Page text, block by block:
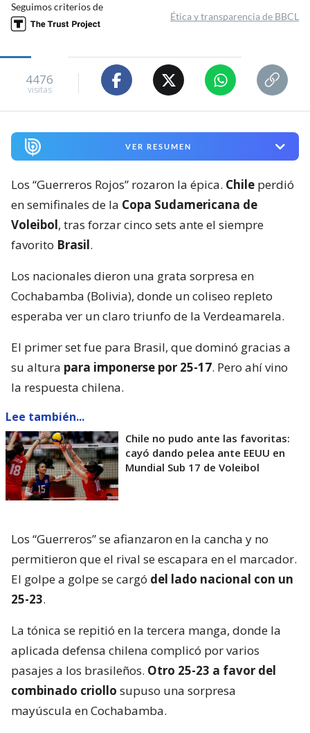
Seguimos criterios de
Ética y transparencia de BBCL
4476
visitas
VER RESUMEN
Los “Guerreros Rojos” rozaron la épica. Chile perdió
en semifinales de la Copa Sudamericana de
Voleibol, tras forzar cinco sets ante el siempre
favorito Brasil.
Los nacionales dieron una grata sorpresa en
Cochabamba (Bolivia), donde un coliseo repleto
esperaba ver un claro triunfo de la Verdeamarela.
El primer set fue para Brasil, que dominó gracias a
su altura para imponerse por 25-17. Pero ahí vino
la respuesta chilena.
Lee también...
Chile no pudo ante las favoritas:
cayó dando pelea ante EEUU en
Mundial Sub 17 de Voleibol
Los “Guerreros” se afianzaron en la cancha y no
permitieron que el rival se escapara en el marcador.
El golpe a golpe se cargó del lado nacional con un
25-23.
La tónica se repitió en la tercera manga, donde la
aplicada defensa chilena complicó por varios
pasajes a los brasileños. Otro 25-23 a favor del
combinado criollo supuso una sorpresa
mayúscula en Cochabamba.